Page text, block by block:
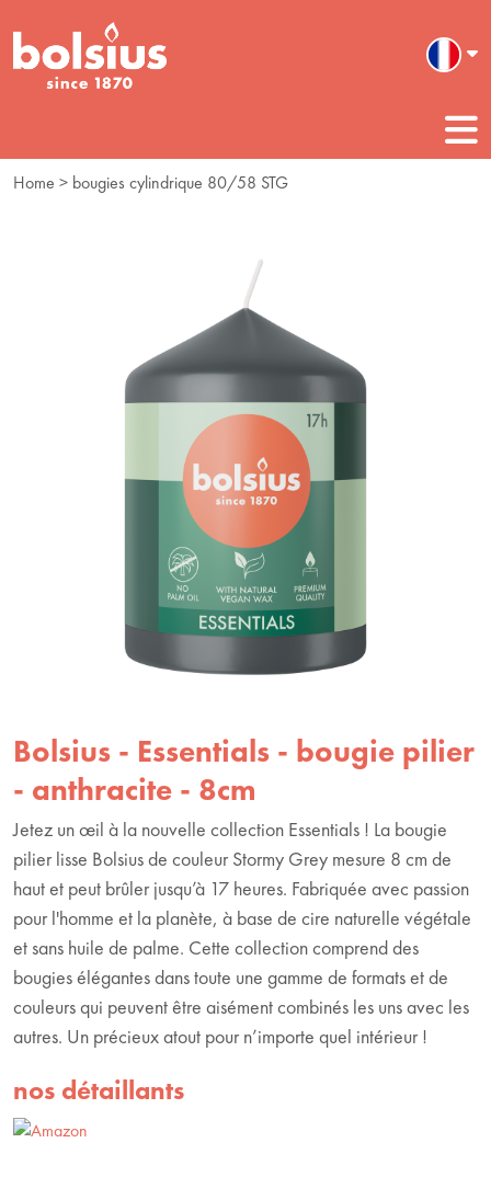
Home > bougies cylindrique 80/58 STG
Bolsius - Essentials - bougie pilier
- anthracite - 8cm
Jetez un œil à la nouvelle collection Essentials ! La bougie
pilier lisse Bolsius de couleur Stormy Grey mesure 8 cm de
haut et peut brûler jusqu’à 17 heures. Fabriquée avec passion
pour l'homme et la planète, à base de cire naturelle végétale
et sans huile de palme. Cette collection comprend des
bougies élégantes dans toute une gamme de formats et de
couleurs qui peuvent être aisément combinés les uns avec les
autres. Un précieux atout pour n’importe quel intérieur !
nos détaillants